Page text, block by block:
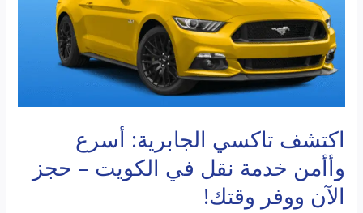
اكتشف تاكسي الجابرية: أسرع
وأأمن خدمة نقل في الكويت – حجز
الآن ووفر وقتك!
الكويت
حجز
الآن
ووفر
وقتك!